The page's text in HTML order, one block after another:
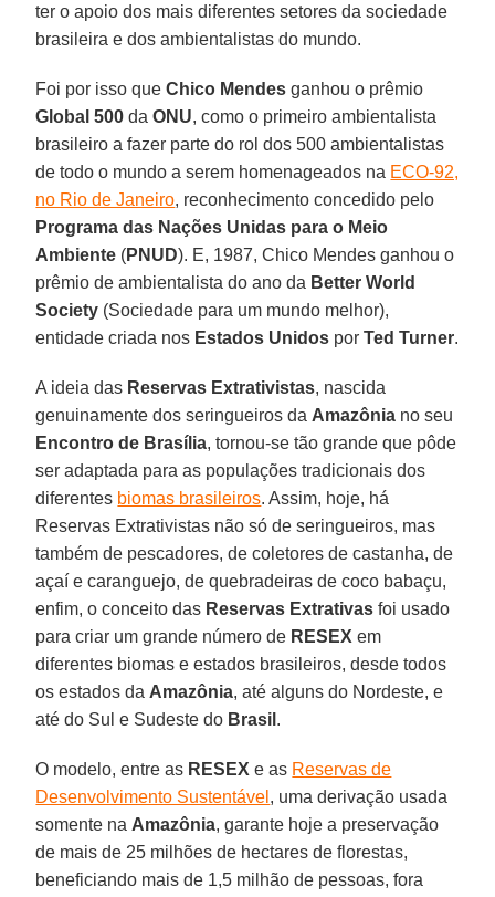
ter o apoio dos mais diferentes setores da sociedade
brasileira e dos ambientalistas do mundo.
Foi por isso queChico Mendes ganhou o prêmio
Global 500da ONU, como o primeiro ambientalista
brasileiro a fazer parte do rol dos 500 ambientalistas
de todo o mundo a serem homenageados na ECO-92,
no Rio de Janeiro, reconhecimento concedido pelo
Programa das Nações Unidas para o Meio
Ambiente (PNUD). E, 1987, Chico Mendes ganhou o
prêmio de ambientalista do ano da Better World
Society (Sociedade para um mundo melhor),
entidade criada nos Estados Unidos porTed Turner.
A ideia das Reservas Extrativistas, nascida
genuinamente dos seringueiros da Amazônia no seu
Encontro de Brasília, tornou-se tão grande que pôde
ser adaptada para as populações tradicionais dos
diferentes biomas brasileiros. Assim, hoje, há
Reservas Extrativistas não só de seringueiros, mas
também de pescadores, de coletores de castanha, de
açaí e caranguejo, de quebradeiras de coco babaçu,
enfim, o conceito das Reservas Extrativas foi usado
para criar um grande número de RESEX em
diferentes biomas e estados brasileiros, desde todos
os estados da Amazônia, até alguns do Nordeste, e
até do Sul e Sudeste do Brasil .
O modelo, entre as RESEX e as Reservas de
Desenvolvimento Sustentável , uma derivação usada
somente na Amazônia, garante hoje a preservação
de mais de 25 milhões de hectares de florestas,
beneficiando mais de 1,5 milhão de pessoas, fora